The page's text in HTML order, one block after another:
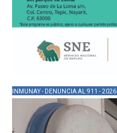
INMUNAY - DENUNCIA AL 911 - 2026